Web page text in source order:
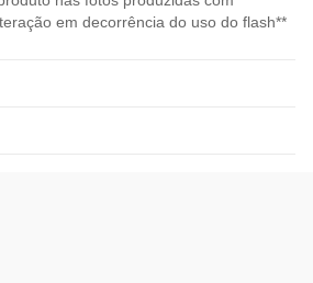
em decorrência do uso do flash**